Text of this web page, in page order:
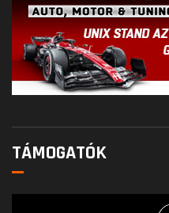
TÁMOGATÓK